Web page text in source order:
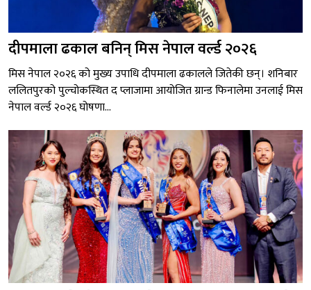
दीपमाला ढकाल बनिन् मिस नेपाल वर्ल्ड २०२६
मिस नेपाल २०२६ को मुख्य उपाधि दीपमाला ढकालले जितेकी छन्। शनिबार
ललितपुरको पुल्चोकस्थित द प्लाजामा आयोजित ग्रान्ड फिनालेमा उनलाई मिस
नेपाल वर्ल्ड २०२६ घोषणा...